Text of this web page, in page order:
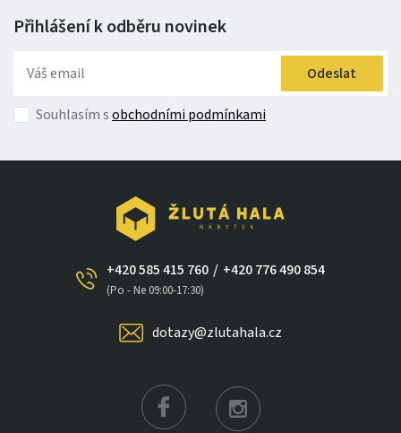
Přihlášení k odběru novinek
Odeslat
Souhlasím sobchodními podmínkami
+420 585 415 760
(Po - Ne 09:00-17:30)
/ +420 776 490 854
dotazy@zlutahala.cz